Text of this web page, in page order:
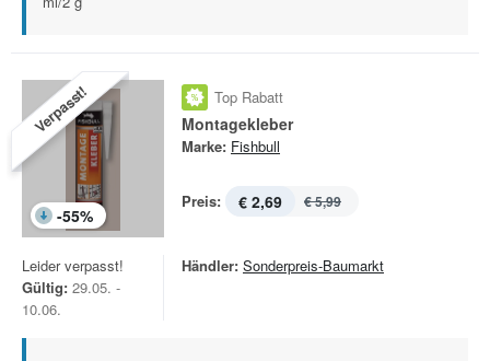
Verpasst!
-55%
Top Rabatt
Montagekleber
Marke: Fishbull
Preis: € 2,69 € 5,99
Leider verpasst!
Gültig: 29.05. -
10.06.
Händler: Sonderpreis-Baumarkt